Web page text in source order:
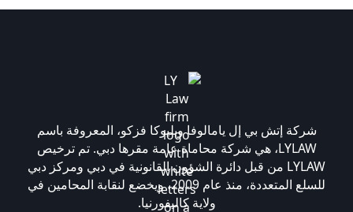
شركة إتش بي إل يامالوفا وبليوكا فزكو، المعروفة باسم
LYLAW، هي شركة محاماة عامة مقرها دبي. تم ترخيص
LYLAW من قبل دائرة الشؤون القانونية في دبي ومركز دبي
للسلع المتعددة، منذ عام 2009، ويخضع لنقابة المحامين في
ولاية كاليفورنيا.